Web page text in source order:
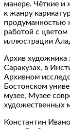
манере. Чёткие и
к жанру
продуманностью
работой с
иллюстрации
Архив художника
Саракузах, в
Архивном
Бостонском
музее, Музее
художественных
Константин